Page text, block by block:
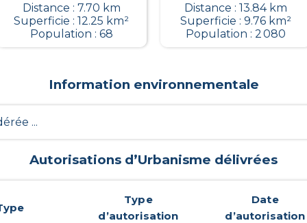
Distance : 7.70 km
Superficie : 12.25 km²
Population : 68
Distance : 13.84 km
Superficie : 9.76 km²
Population : 2 080
Information environnementale
...
Autorisations d’Urbanisme délivrées
Type
d’autorisation
Date
d’autorisation